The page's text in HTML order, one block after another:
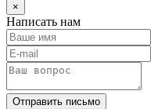
×
Написать нам
Отправить письмо